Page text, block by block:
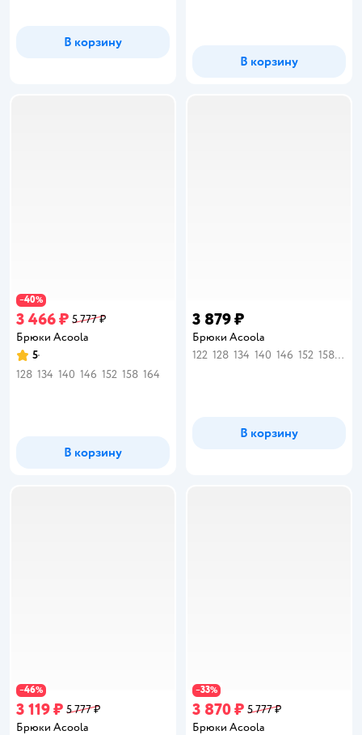
В корзину
В корзину
−40%
3 466 ₽ 5 777 ₽
Брюки Acoola
Рейтинг:
5
128 134 140 146 152 158 164
В корзину
3 879 ₽
Брюки Acoola
122 128 134 140 146 152 158 164
В корзину
−46%
3 119 ₽ 5 777 ₽
Брюки Acoola
−33%
3 870 ₽ 5 777 ₽
Брюки Acoola